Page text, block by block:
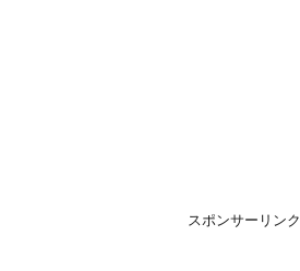
スポンサーリンク